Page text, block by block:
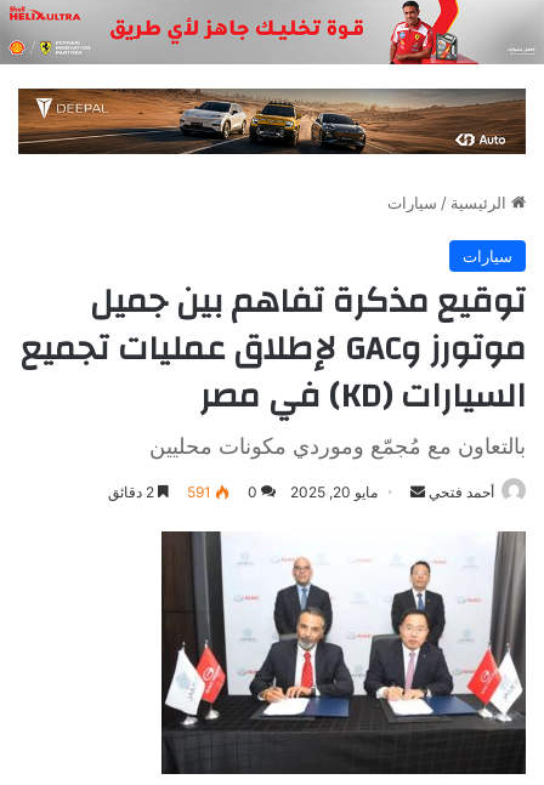
الرئيسية / سيارات
سيارات
توقيع مذكرة تفاهم بين جميل
موتورز وGAC لإطلاق عمليات تجميع
السيارات (KD) في مصر
بالتعاون مع مُجمّع وموردي مكونات محليين
أحمد فتحي
أرسل مايو 20, 2025 0
591